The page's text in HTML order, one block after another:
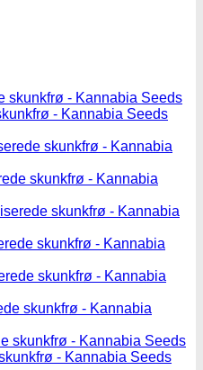
- Kannabia Seeds
skunkfrø - Kannabia
skunkfrø - Kannabia
skunkfrø - Kannabia
- Kannabia Seeds